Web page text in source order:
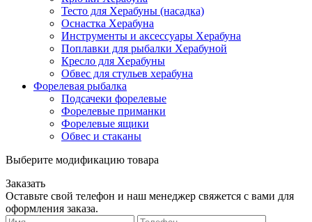
Тесто для Херабуны (насадка)
Оснастка Херабуна
Инструменты и аксессуары Херабуна
Поплавки для рыбалки Херабуной
Кресло для Херабуны
Обвес для стульев херабуна
Форелевая рыбалка
Подсачеки форелевые
Форелевые приманки
Форелевые ящики
Обвес и стаканы
Выберите модификацию товара
Заказать
Оставьте свой телефон и наш менеджер свяжется с вами для
оформления заказа.